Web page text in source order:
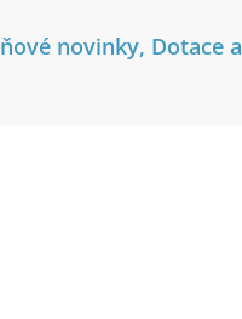
novinky, Dotace a